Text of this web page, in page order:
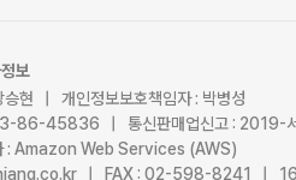
보
승현 | 개인정보보호책임자 : 박병성
86-45836 | 통신판매업신고 : 2019-
: Amazon Web Services (AWS)
| FAX : 02-598-8241 |